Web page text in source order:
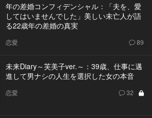
年の差婚コンフィデンシャル：「夫を、愛
してはいませんでした」美しい未亡人が語
る22歳年の差婚の真実
恋愛 89
未来Diary～芙美子ver.～：39歳、仕事に邁
進して男ナシの人生を選択した女の本音
恋愛 32